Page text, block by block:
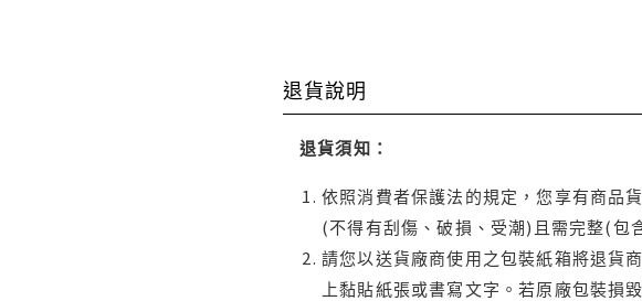
退貨說明
退貨須知：
依照消費者保護法的規定，您享有商品
(不得有刮傷、破損、受潮)且需完整(包
請您以送貨廠商使用之包裝紙箱將退貨
上黏貼紙張或書寫文字。若原廠包裝損